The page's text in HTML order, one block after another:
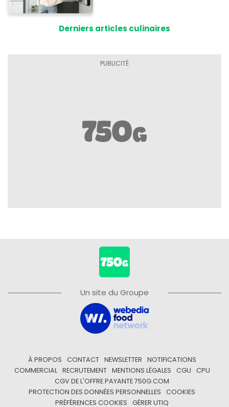
Derniers articles culinaires
Un site du Groupe
À PROPOS CONTACT NEWSLETTER
NOTIFICATIONS
COMMERCIAL
RECRUTEMENT MENTIONS LÉGALES CGU
CPU
CGV DE L'OFFRE PAYANTE 750G.COM
PROTECTION DES DONNÉES PERSONNELLES
COOKIES
PRÉFÉRENCES COOKIES
GÉRER UTIQ